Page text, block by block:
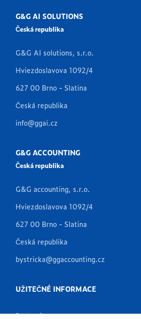
G&G AI SOLUTIONS
Česká republika
G&G AI solutions, s.r.o.
Hviezdoslavova 1092/4
627 00 Brno - Slatina
Česká republika
info@ggai.cz
G&G ACCOUNTING
Česká republika
G&G accounting, s.r.o.
Hviezdoslavova 1092/4
627 00 Brno - Slatina
Česká republika
bystricka@ggaccounting.cz
UŽITEČNÉ INFORMACE
Partneři